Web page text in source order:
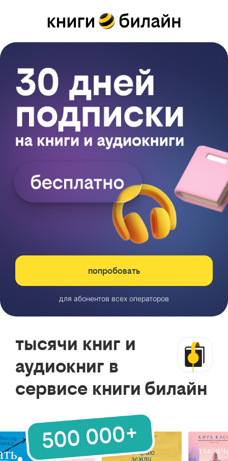
попробовать
для абонентов всех операторов
тысячи книг и
аудиокниг в
сервисе книги билайн